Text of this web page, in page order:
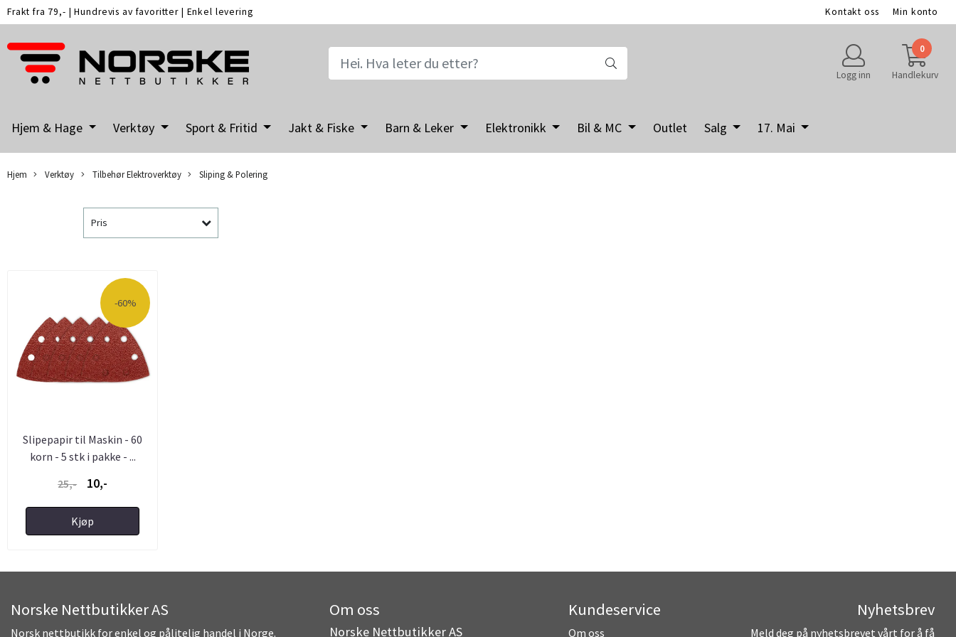
Frakt fra 79,- |Hundrevis av favoritter | Enkel levering Kontakt oss Min konto
Logg inn
0
Handlekurv
Hjem & Hage Verktøy Sport & Fritid Jakt & Fiske Barn & Leker Elektronikk Bil & MC Outlet Salg 17. Mai
Hjem Verktøy Tilbehør Elektroverktøy Sliping & Polering
Pris
-60%
Slipepapir til Maskin - 60
korn - 5 stk i pakke - ...
25,-
10,-
Kjøp
Norske Nettbutikker AS
Norsk nettbutikk for enkel og pålitelig handel i Norge.
Om oss
Norske Nettbutikker AS
Kundeservice
Om oss
Nyhetsbrev
Meld deg på nyhetsbrevet vårt for å få